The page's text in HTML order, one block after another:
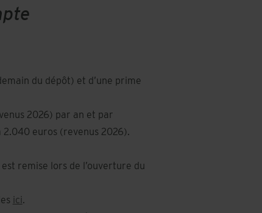
du dépôt) et d’une prime
2026) par an et par
2.040 euros (revenus 2026).
remise lors de l’ouverture du
ici.